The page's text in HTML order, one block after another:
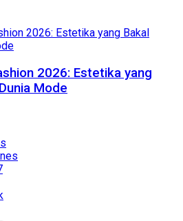
2026: Estetika yang
Mode